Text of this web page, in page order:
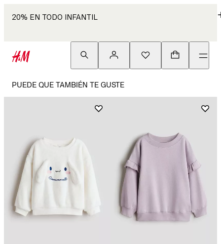
20% EN TODO INFANTIL
PUEDE QUE TAMBIÉN TE GUSTE